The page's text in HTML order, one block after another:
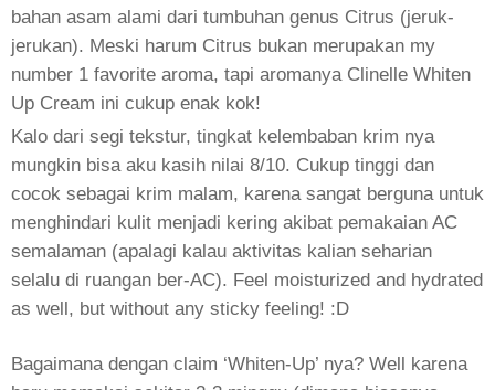
bahan asam alami dari tumbuhan genus Citrus (jeruk-
jerukan). Meski harum Citrus bukan merupakan my
number 1 favorite aroma, tapi aromanya Clinelle Whiten
Up Cream ini cukup enak kok!
Kalo dari segi tekstur, tingkat kelembaban krim nya
mungkin bisa aku kasih nilai 8/10. Cukup tinggi dan
cocok sebagai krim malam, karena sangat berguna untuk
menghindari kulit menjadi kering akibat pemakaian AC
semalaman (apalagi kalau aktivitas kalian seharian
selalu di ruangan ber-AC). Feel moisturized and hydrated
as well, but without any sticky feeling! :D
Bagaimana dengan claim ‘Whiten-Up’ nya? Well karena